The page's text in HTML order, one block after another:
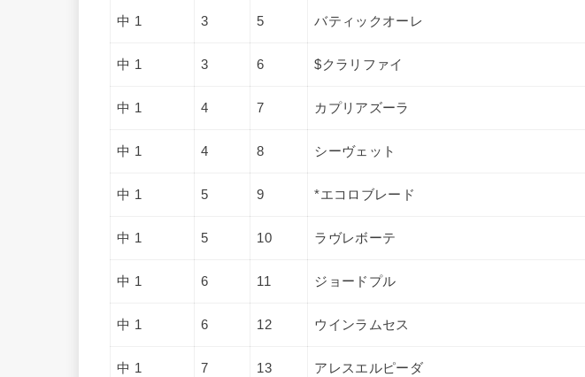
中 1 3 5 バティックオーレ
中 1 3 6 $クラリファイ
中 1 4 7 カプリアズーラ
中 1 4 8 シーヴェット
中 1 5 9 *エコロブレード
中 1 5 10 ラヴレボーテ
中 1 6 11 ジョードプル
中 1 6 12 ウインラムセス
中 1 7 13 アレスエルピーダ